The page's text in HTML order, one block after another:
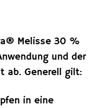
Melisse 30 %
und der
ab. Generell gilt:
in eine